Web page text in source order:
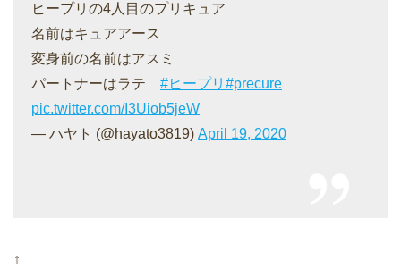
ヒープリの4人目のプリキュア
名前はキュアアース
変身前の名前はアスミ
パートナーはラテ #ヒープリ #precure
pic.twitter.com/I3Uiob5jeW
— ハヤト (@hayato3819) April 19, 2020
↑